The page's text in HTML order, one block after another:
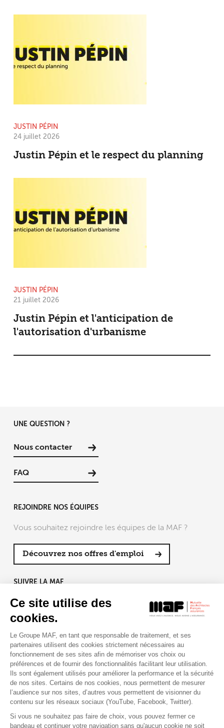
Ce site utilise des
cookies.
Le Groupe MAF, en tant que responsable de traitement, et ses
partenaires utilisent des cookies strictement nécessaires au
fonctionnement de ses sites afin de mémoriser vos choix ou
préférences et de fournir des fonctionnalités facilitant leur utilisation.
Ils sont également utilisés pour améliorer la performance et la sécurité
de nos sites. Certains de nos cookies, nous permettent de mesurer
l’audience sur nos sites, d’autres vous permettent de visionner du
contenu sur les réseaux sociaux (YouTube, Facebook, Twitter).
Si vous ne souhaitez pas faire de choix, vous pouvez fermer ce
bandeau et continuer votre navigation sans qu'aucun cookie ne soit
JUSTIN PÉPIN
24 juillet 2026
Justin Pépin et le respect du planning
JUSTIN PÉPIN
21 juillet 2026
Justin Pépin et l'anticipation de
l'autorisation d'urbanisme
UNE QUESTION ?
Nous contacter
FAQ
REJOINDRE NOS ÉQUIPES
Vous souhaitez rejoindre les équipes de la MAF ?
Découvrez nos offres d'emploi
SUIVRE LA MAF
RETROUVEZ-NOUS SUR :